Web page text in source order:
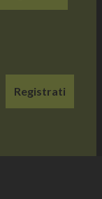
Registrati